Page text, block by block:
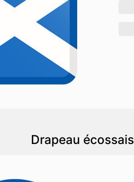
Drapeau écossais